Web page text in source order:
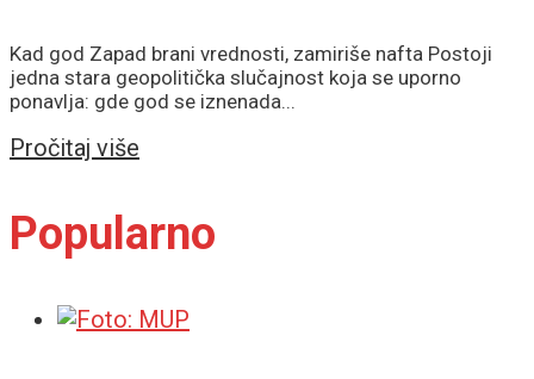
Kad god Zapad brani vrednosti, zamiriše nafta Postoji
jedna stara geopolitička slučajnost koja se uporno
ponavlja: gde god se iznenada...
Pročitaj više
Popularno